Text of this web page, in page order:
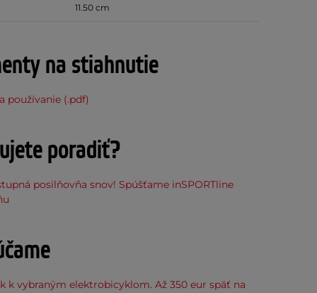
11.50 cm
na stiahnutie
používanie (.pdf)
poradiť?
posilňovňa snov! Spúšťame inSPORTline
k vybraným elektrobicyklom. Až 350 eur späť na